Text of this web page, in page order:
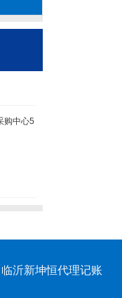
购中心5
临沂新坤恒代理记账